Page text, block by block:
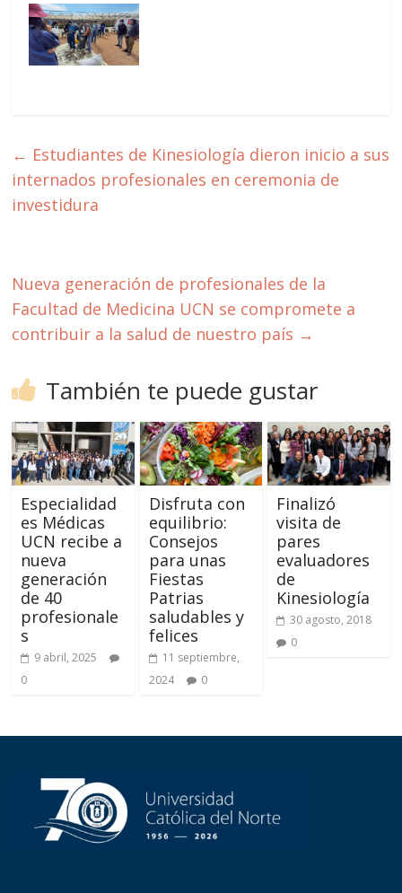
← Estudiantes de Kinesiología dieron inicio a sus
internados profesionales en ceremonia de
investidura
Nueva generación de profesionales de la
Facultad de Medicina UCN se compromete a
contribuir a la salud de nuestro país →
También te puede gustar
Especialidad
es Médicas
UCN recibe a
nueva
generación
de 40
profesionale
s
9 abril, 2025
0
Disfruta con
equilibrio:
Consejos
para unas
Fiestas
Patrias
saludables y
felices
11 septiembre,
2024
0
Finalizó
visita de
pares
evaluadores
de
Kinesiología
30 agosto, 2018
0